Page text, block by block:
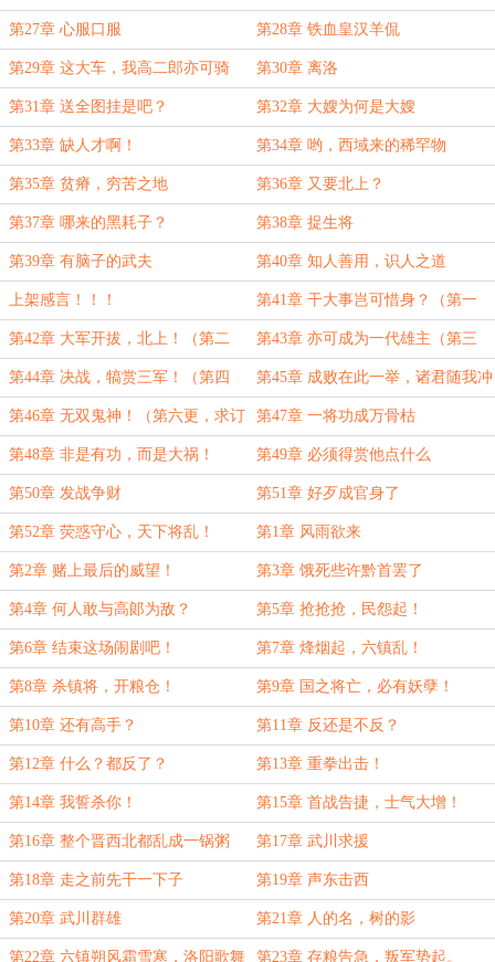
第27章 心服口服 第28章 铁血皇汉羊侃
第29章 这大车，我高二郎亦可骑
得！
第30章 离洛
第31章 送全图挂是吧？ 第32章 大嫂为何是大嫂
第33章 缺人才啊！ 第34章 哟，西域来的稀罕物
第35章 贫瘠，穷苦之地 第36章 又要北上？
第37章 哪来的黑耗子？ 第38章 捉生将
第39章 有脑子的武夫 第40章 知人善用，识人之道
上架感言！！！ 第41章 干大事岂可惜身？（第一
更，求首订！）
第42章 大军开拔，北上！（第二
更，求首订！）
第43章 亦可成为一代雄主（第三
更，求订阅！）
第44章 决战，犒赏三军！（第四
更，求订阅！）
第45章 成败在此一举，诸君随我冲
杀！（第五更，求订阅！）
第46章 无双鬼神！（第六更，求订
阅）
第47章 一将功成万骨枯
第48章 非是有功，而是大祸！ 第49章 必须得赏他点什么
第50章 发战争财 第51章 好歹成官身了
第52章 荧惑守心，天下将乱！ 第1章 风雨欲来
第2章 赌上最后的威望！ 第3章 饿死些许黔首罢了
第4章 何人敢与高郞为敌？ 第5章 抢抢抢，民怨起！
第6章 结束这场闹剧吧！ 第7章 烽烟起，六镇乱！
第8章 杀镇将，开粮仓！ 第9章 国之将亡，必有妖孽！
第10章 还有高手？ 第11章 反还是不反？
第12章 什么？都反了？ 第13章 重拳出击！
第14章 我誓杀你！ 第15章 首战告捷，士气大增！
第16章 整个晋西北都乱成一锅粥 第17章 武川求援
第18章 走之前先干一下子 第19章 声东击西
第20章 武川群雄 第21章 人的名，树的影
第22章 六镇朔风霜雪寒，洛阳歌舞 第23章 存粮告急，叛军势起。